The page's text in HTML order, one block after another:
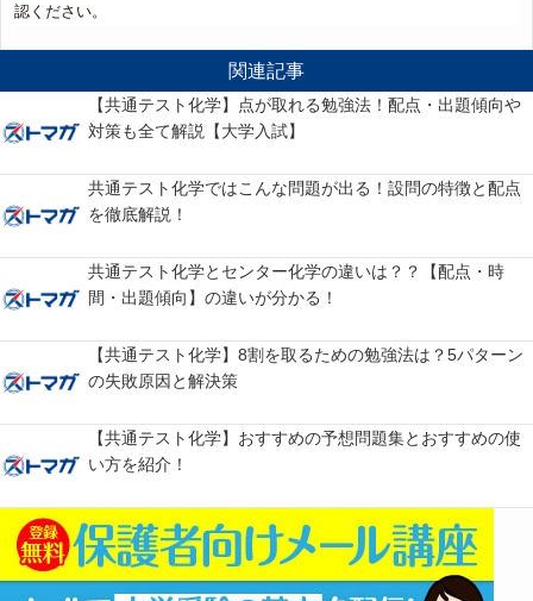
認ください。
関連記事
【共通テスト化学】点が取れる勉強法！配点・出題傾向や
対策も全て解説【大学入試】
共通テスト化学ではこんな問題が出る！設問の特徴と配点
を徹底解説！
共通テスト化学とセンター化学の違いは？？【配点・時
間・出題傾向】の違いが分かる！
【共通テスト化学】8割を取るための勉強法は？5パターン
の失敗原因と解決策
【共通テスト化学】おすすめの予想問題集とおすすめの使
い方を紹介！